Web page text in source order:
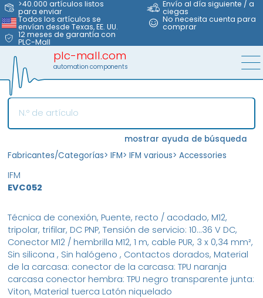
>40.000 artículos listos
para enviar
Envío al día siguiente / a
ciegas
Todos los artículos se
envían desde Texas, EE. UU.
No necesita cuenta para
comprar
12 meses de garantía con
PLC-Mall
plc-mall.com
automation components
mostrar ayuda de búsqueda
Fabricantes/Categorías> IFM> IFM various> Accessories
IFM
EVC052
Técnica de conexión, Puente, recto / acodado, M12,
tripolar, trifilar, DC PNP, Tensión de servicio: 10...36 V DC,
Conector M12 / hembrilla M12, 1 m, cable PUR, 3 x 0,34 mm²,
Sin silicona , Sin halógeno , Contactos dorados, Material
de la carcasa: conector de la carcasa: TPU naranja
carcasa conector hembra: TPU negro transparente junta:
Viton, Material tuerca Latón niquelado